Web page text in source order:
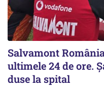
Salvamont
ultimele 24 de ore.
duse la spital